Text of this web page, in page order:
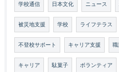
学校通信 日本文化 ニュース
被災地支援 学校 ライフテラス
不登校サポート キャリア支援
キャリア 駄菓子 ボランティア